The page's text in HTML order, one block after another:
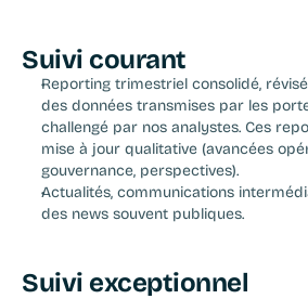
Suivi courant
Reporting trimestriel consolidé,
des données transmises par les
challengé par nos analystes. Ces
mise à jour qualitative (avancées
gouvernance, perspectives).
Actualités, communications
des news souvent publiques.
Suivi exceptionnel